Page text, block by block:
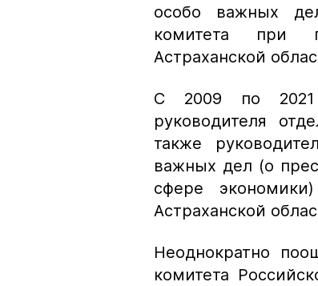
особо важных
комитета при
Астраханской
С 2009 по 2021
руководителя
также
важных дел (о
сфере
Астраханской
Неоднократно
комитета